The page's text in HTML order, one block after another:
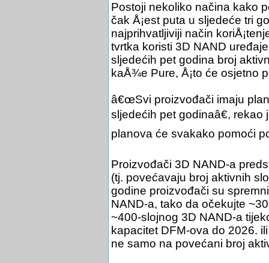
Postoji nekoliko načina kako
čak Å¡est puta u sljedeće tri
najprihvatljiviji način
tvrtka koristi 3D NAND
sljedećih pet godina broj
kaÅ¾e Pure, Å¡to će osjetno
â€œSvi proizvođači imaju
sljedećih pet godinaâ€,
planova će svakako pomoći
Proizvođači 3D NAND-a
(tj. povećavaju broj aktivnih
godine proizvođači su
NAND-a, tako da očekujte
~400-slojnog 3D NAND-a
kapacitet DFM-ova do 2026.
ne samo na povećani broj